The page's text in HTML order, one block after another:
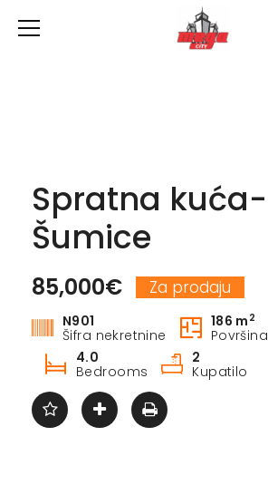
Spratna kuća-
Šumice
85,000€ Za prodaju
N901
Šifra nekretnine
186 m 2
Površina
4.0
Bedrooms
2
Kupatilo